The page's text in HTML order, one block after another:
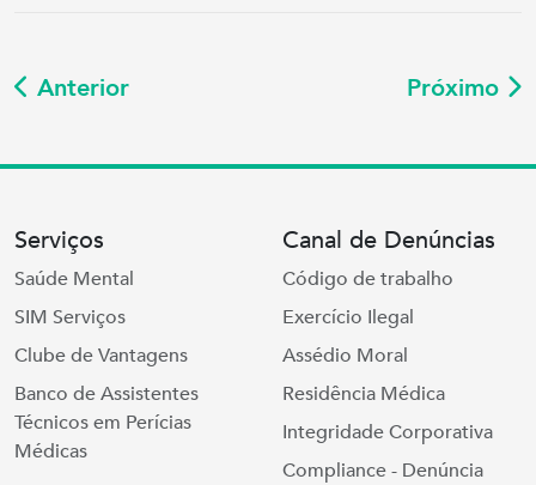
Anterior Próximo
Serviços
Saúde Mental
SIM Serviços
Clube de Vantagens
Banco de Assistentes
Técnicos em Perícias
Médicas
Canal de Denúncias
Código de trabalho
Exercício Ilegal
Assédio Moral
Residência Médica
Integridade Corporativa
Compliance - Denúncia